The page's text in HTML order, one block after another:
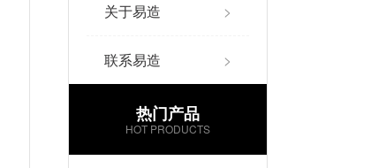
关于易造 >
联系易造 >
热门产品
HOT PRODUCTS